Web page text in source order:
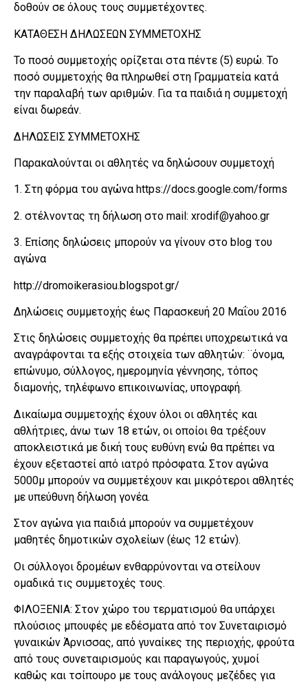
δοθούν σε όλους τους συμμετέχοντες.
ΚΑΤΑΘΕΣΗ ΔΗΛΩΣΕΩΝ ΣΥΜΜΕΤΟΧΗΣ
Το ποσό συμμετοχής ορίζεται στα πέντε (5) ευρώ. Το
ποσό συμμετοχής θα πληρωθεί στη Γραμματεία κατά
την παραλαβή των αριθμών. Για τα παιδιά η συμμετοχή
είναι δωρεάν.
ΔΗΛΩΣΕΙΣ ΣΥΜΜΕΤΟΧΗΣ
Παρακαλούνται οι αθλητές να δηλώσουν συμμετοχή
1. Στη φόρμα του αγώνα https://docs.google.com/forms
2. στέλνοντας τη δήλωση στο mail: xrodif@yahoo.gr
3. Επίσης δηλώσεις μπορούν να γίνουν στο blog του
αγώνα
http://dromoikerasiou.blogspot.gr/
Δηλώσεις συμμετοχής έως Παρασκευή 20 Μαΐου 2016
Στις δηλώσεις συμμετοχής θα πρέπει υποχρεωτικά να
αναγράφονται τα εξής στοιχεία των αθλητών: ¨όνομα,
επώνυμο, σύλλογος, ημερομηνία γέννησης, τόπος
διαμονής, τηλέφωνο επικοινωνίας, υπογραφή.
Δικαίωμα συμμετοχής έχουν όλοι οι αθλητές και
αθλήτριες, άνω των 18 ετών, οι οποίοι θα τρέξουν
αποκλειστικά με δική τους ευθύνη ενώ θα πρέπει να
έχουν εξεταστεί από ιατρό πρόσφατα. Στον αγώνα
5000μ μπορούν να συμμετέχουν και μικρότεροι αθλητές
με υπεύθυνη δήλωση γονέα.
Στον αγώνα για παιδιά μπορούν να συμμετέχουν
μαθητές δημοτικών σχολείων (έως 12 ετών).
Οι σύλλογοι δρομέων ενθαρρύνονται να στείλουν
ομαδικά τις συμμετοχές τους.
ΦΙΛΟΞΕΝΙΑ: Στον χώρο του τερματισμού θα υπάρχει
πλούσιος μπουφές με εδέσματα από τον Συνεταιρισμό
γυναικών Άρνισσας, από γυναίκες της περιοχής, φρούτα
από τους συνεταιρισμούς και παραγωγούς, χυμοί
καθώς και τσίπουρο με τους ανάλογους μεζέδες για